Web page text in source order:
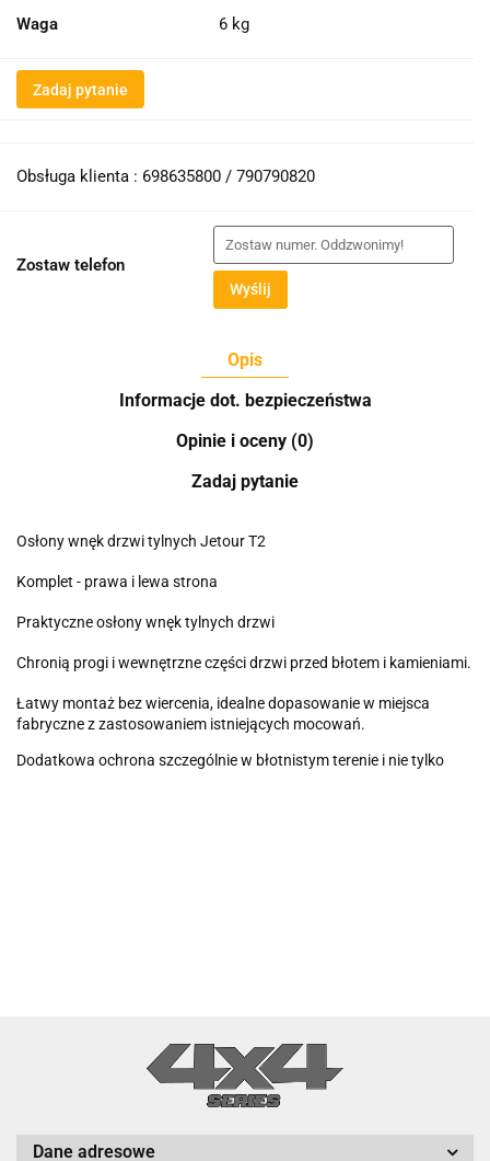
Waga 6 kg
Zadaj pytanie
Obsługa klienta : 698635800 / 790790820
Zostaw telefon
Wyślij
Opis
Informacje dot. bezpieczeństwa
Opinie i oceny (0)
Zadaj pytanie
Osłony wnęk drzwi tylnych Jetour T2
Komplet - prawa i lewa strona
Praktyczne osłony wnęk tylnych drzwi
Chronią progi i wewnętrzne części drzwi przed błotem i kamieniami.
Łatwy montaż bez wiercenia, idealne dopasowanie w miejsca
fabryczne z zastosowaniem istniejących mocowań.
Dodatkowa ochrona szczególnie w błotnistym terenie i nie tylko
Dane adresowe